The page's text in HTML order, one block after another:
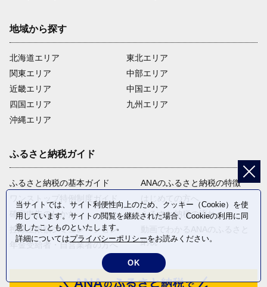
地域から探す
北海道エリア
関東エリア
近畿エリア
四国エリア
沖縄エリア
東北エリア
中部エリア
中国エリア
九州エリア
ふるさと納税ガイド
ふるさと納税の基本ガイド
確定申告のしかた
控除上限額シミュレーション
年金受給者・自営業者の方へ
ANAのふるさと納税の特徴
ふるさと納税の流れ
納税
当サイトでは、サイト利便性向上のため、クッキー（Cookie）を使
用しています。サイトの閲覧を継続された場合、Cookieの利用に同
意したことものといたします。
詳細についてはプライバシーポリシーをお読みください。
OK